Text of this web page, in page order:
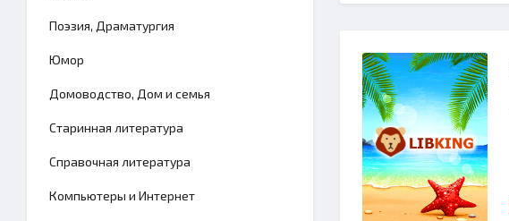
Поэзия, Драматургия
Юмор
Домоводство, Дом и семья
Старинная литература
Справочная литература
Компьютеры и Интернет